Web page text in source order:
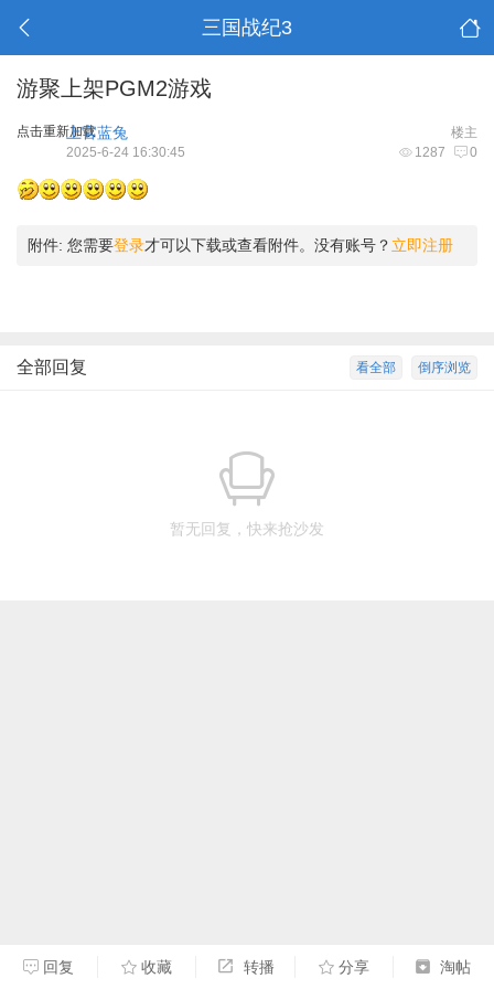
三国战纪3
游聚上架PGM2游戏
点击重新加载 楼主
上官蓝兔
1287 0
2025-6-24 16:30:45
附件: 您需要登录才可以下载或查看附件。没有账号？ 立即注册
倒序浏览
看全部
全部回复
暂无回复，快来抢沙发
回复 收藏 转播 分享 淘帖